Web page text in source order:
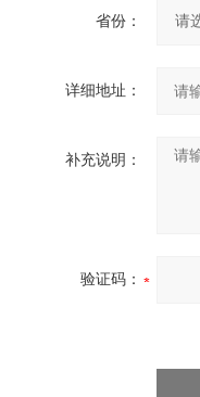
省份：
详细地址：
补充说明：
验证码：